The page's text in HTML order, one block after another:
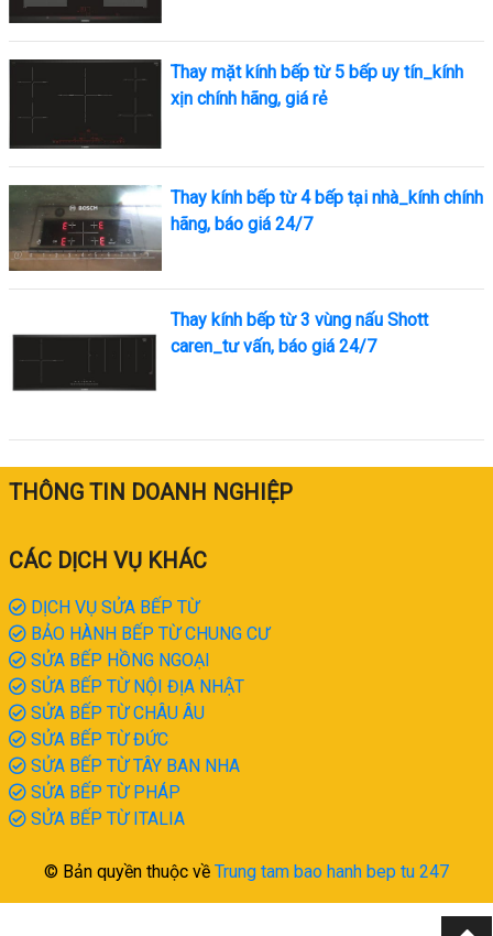
Thay mặt kính bếp từ 5 bếp uy tín_kính
xịn chính hãng, giá rẻ
Thay kính bếp từ 4 bếp tại nhà_kính chính
hãng, báo giá 24/7
Thay kính bếp từ 3 vùng nấu Shott
caren_tư vấn, báo giá 24/7
THÔNG TIN DOANH NGHIỆP
CÁC DỊCH VỤ KHÁC
DỊCH VỤ SỬA BẾP TỪ
BẢO HÀNH BẾP TỪ CHUNG CƯ
SỬA BẾP HỒNG NGOẠI
SỬA BẾP TỪ NỘI ĐỊA NHẬT
SỬA BẾP TỪ CHÂU ÂU
SỬA BẾP TỪ ĐỨC
SỬA BẾP TỪ TÂY BAN NHA
SỬA BẾP TỪ PHÁP
SỬA BẾP TỪ ITALIA
© Bản quyền thuộc về Trung tam bao hanh bep tu 247